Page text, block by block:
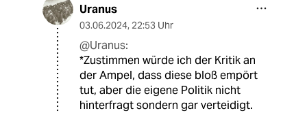
Uranus
03.06.2024, 22:53 Uhr
@Uranus:
*Zustimmen würde ich der Kritik an
der Ampel, dass diese bloß empört
tut, aber die eigene Politik nicht
hinterfragt sondern gar verteidigt.